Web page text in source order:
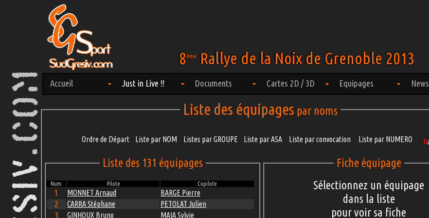
8ème Rallye de la Noix de Grenoble 2013
Accueil Just in Live !! Documents Cartes 2D / 3D Equipages News
Liste des équipages par noms
Ordre de Départ Liste par NOM Listes par GROUPE Liste par ASA Liste par convocation Liste par NUMERO
Liste des 131 équipages
Num. Pilote Copilote
1 MONNET Arnaud BARGE Pierre
2 CARRA Stéphane PETOLAT Julien
3 GINHOUX Bruno MAIA Sylvie
Fiche équipage
Sélectionnez un équipage
dans la liste
pour voir sa fiche